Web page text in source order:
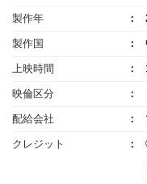
製作年
製作国
上映時間
映倫区分
配給会社
クレジット